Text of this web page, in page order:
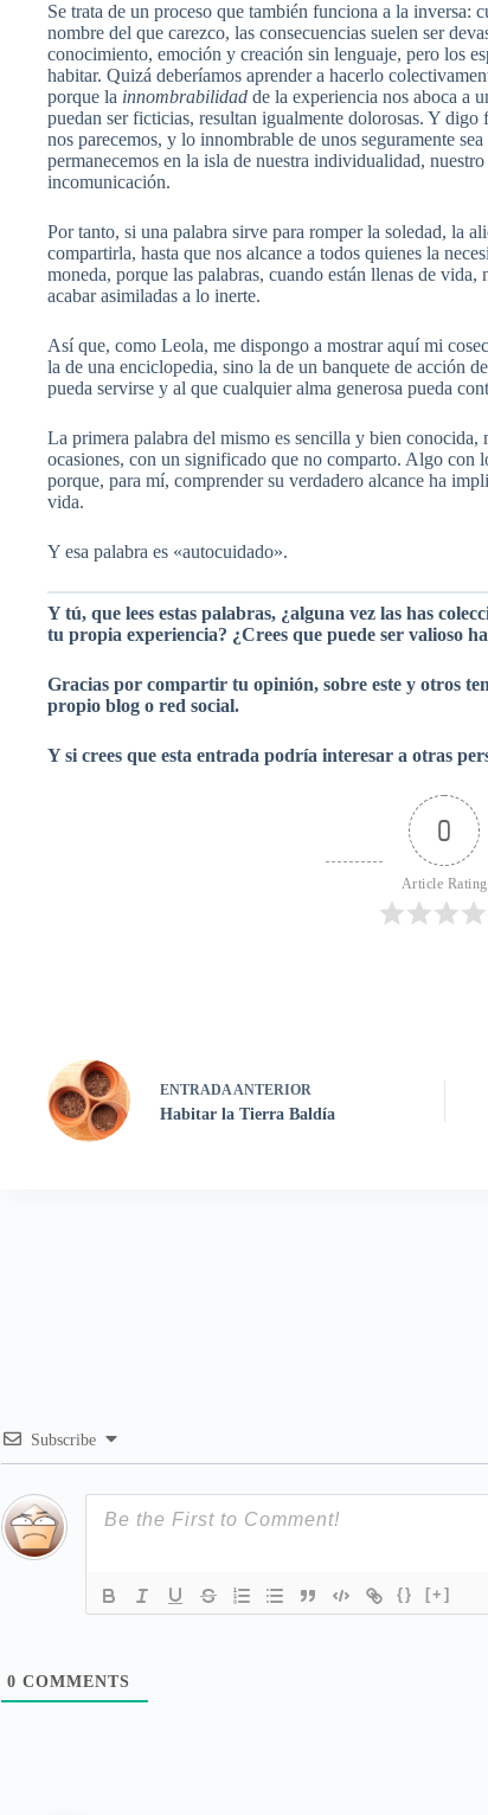
Se trata de un proceso que también funciona a la inversa:
nombre del que carezco, las consecuencias suelen ser
conocimiento, emoción y creación sin lenguaje, pero los
habitar. Quizá deberíamos aprender a hacerlo
porque la innombrabilidad de la experiencia nos aboca a
puedan ser ficticias, resultan igualmente dolorosas. Y
nos parecemos, y lo innombrable de unos seguramente
permanecemos en la isla de nuestra individualidad,
incomunicación.
Por tanto, si una palabra sirve para romper la soledad, la
compartirla, hasta que nos alcance a todos quienes la
moneda, porque las palabras, cuando están llenas de
acabar asimiladas a lo inerte.
Así que, como Leola, me dispongo a mostrar aquí mi
la de una enciclopedia, sino la de un banquete de acción
pueda servirse y al que cualquier alma generosa pueda
La primera palabra del mismo es sencilla y bien conocida,
ocasiones, con un significado que no comparto. Algo con
porque, para mí, comprender su verdadero alcance ha
vida.
Y esa palabra es «autocuidado».
Y tú, que lees estas palabras, ¿alguna vez las has
tu propia experiencia? ¿Crees que puede ser valioso
Gracias por compartir tu opinión, sobre este y otros
propio blog o red social.
Y si crees que esta entrada podría interesar a otras
0
Article Rating
ENTRADA ANTERIOR
Habitar la Tierra Baldía
Subscribe
{} [+]
0 COMMENTS